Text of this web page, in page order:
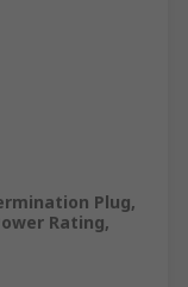
Plug,
Rating,